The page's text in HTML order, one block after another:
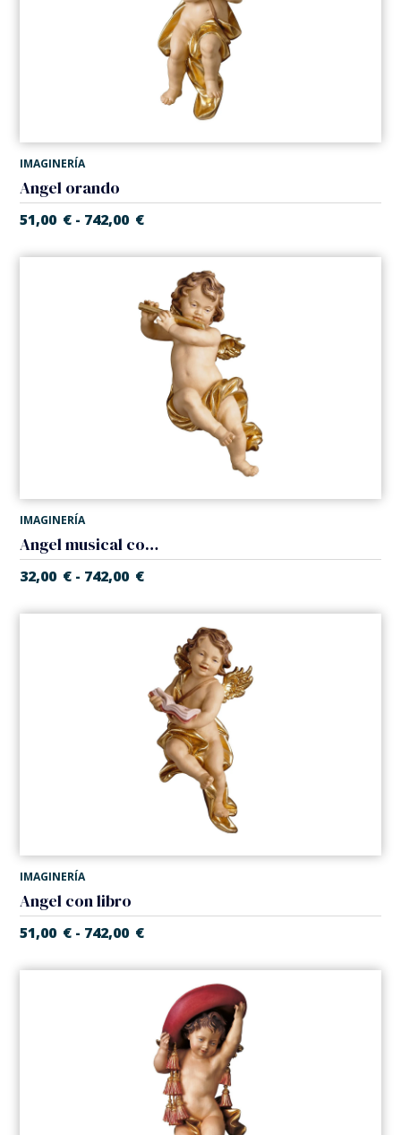
IMAGINERÍA
Angel orando
51,00 € - 742,00 €
IMAGINERÍA
Angel musical con flauta
32,00 € - 742,00 €
IMAGINERÍA
Angel con libro
51,00 € - 742,00 €